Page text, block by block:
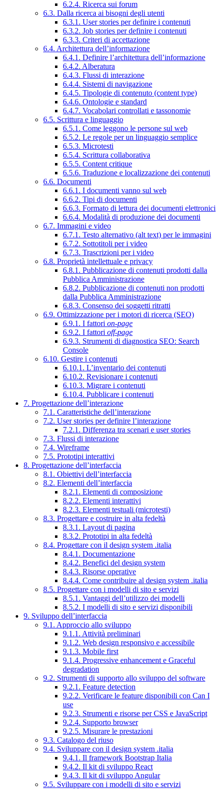
6.2.4. Ricerca sui forum
6.3. Dalla ricerca ai bisogni degli utenti
6.3.1. User stories per definire i contenuti
6.3.2. Job stories per definire i contenuti
6.3.3. Criteri di accettazione
6.4. Architettura dell’informazione
6.4.1. Definire l’architettura dell’informazione
6.4.2. Alberatura
6.4.3. Flussi di interazione
6.4.4. Sistemi di navigazione
6.4.5. Tipologie di contenuto (content type)
6.4.6. Ontologie e standard
6.4.7. Vocabolari controllati e tassonomie
6.5. Scrittura e linguaggio
6.5.1. Come leggono le persone sul web
6.5.2. Le regole per un linguaggio semplice
6.5.3. Microtesti
6.5.4. Scrittura collaborativa
6.5.5. Content critique
6.5.6. Traduzione e localizzazione dei contenuti
6.6. Documenti
6.6.1. I documenti vanno sul web
6.6.2. Tipi di documenti
6.6.3. Formato di lettura dei documenti elettronici
6.6.4. Modalità di produzione dei documenti
6.7. Immagini e video
6.7.1. Testo alternativo (alt text) per le immagini
6.7.2. Sottotitoli per i video
6.7.3. Trascrizioni per i video
6.8. Proprietà intellettuale e privacy
6.8.1. Pubblicazione di contenuti prodotti dalla
Pubblica Amministrazione
6.8.2. Pubblicazione di contenuti non prodotti
dalla Pubblica Amministrazione
6.8.3. Consenso dei soggetti ritratti
6.9. Ottimizzazione per i motori di ricerca (SEO)
6.9.1. I fattori on-page
6.9.2. I fattori off-page
6.9.3. Strumenti di diagnostica SEO: Search
Console
6.10. Gestire i contenuti
6.10.1. L’inventario dei contenuti
6.10.2. Revisionare i contenuti
6.10.3. Migrare i contenuti
6.10.4. Pubblicare i contenuti
7. Progettazione dell’interazione
7.1. Caratteristiche dell’interazione
7.2. User stories per definire l’interazione
7.2.1. Differenza tra scenari e user stories
7.3. Flussi di interazione
7.4. Wireframe
7.5. Prototipi interattivi
8. Progettazione dell’interfaccia
8.1. Obiettivi dell’interfaccia
8.2. Elementi dell’interfaccia
8.2.1. Elementi di composizione
8.2.2. Elementi interattivi
8.2.3. Elementi testuali (microtesti)
8.3. Progettare e costruire in alta fedeltà
8.3.1. Layout di pagina
8.3.2. Prototipi in alta fedeltà
8.4. Progettare con il design system .italia
8.4.1. Documentazione
8.4.2. Benefici del design system
8.4.3. Risorse operative
8.4.4. Come contribuire al design system .italia
8.5. Progettare con i modelli di sito e servizi
8.5.1. Vantaggi dell’utilizzo dei modelli
8.5.2. I modelli di sito e servizi disponibili
9. Sviluppo dell’interfaccia
9.1. Approccio allo sviluppo
9.1.1. Attività preliminari
9.1.2. Web design responsivo e accessibile
9.1.3. Mobile first
9.1.4. Progressive enhancement e Graceful
degradation
9.2. Strumenti di supporto allo sviluppo del software
9.2.1. Feature detection
9.2.2. Verificare le feature disponibili con Can I
use
9.2.3. Strumenti e risorse per CSS e JavaScript
9.2.4. Supporto browser
9.2.5. Misurare le prestazioni
9.3. Catalogo del riuso
9.4. Sviluppare con il design system .italia
9.4.1. Il framework Bootstrap Italia
9.4.2. Il kit di sviluppo React
9.4.3. Il kit di sviluppo Angular
9.5. Sviluppare con i modelli di sito e servizi